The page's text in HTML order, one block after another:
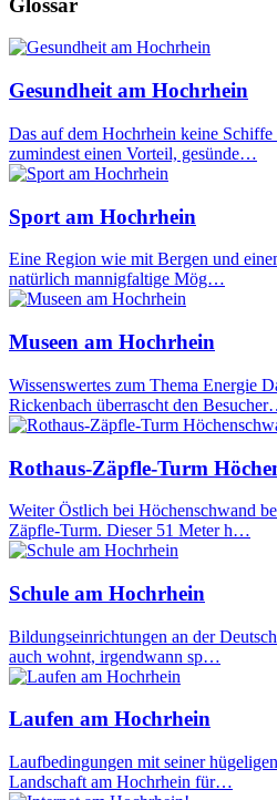
Glossar
Gesundheit am Hochrhein
Das auf dem Hochrhein keine
zumindest einen Vorteil, gesünde…
Sport am Hochrhein
Eine Region wie mit Bergen und
natürlich mannigfaltige Mög…
Museen am Hochrhein
Wissenswertes zum Thema Energie
Rickenbach überrascht den
Rothaus-Zäpfle-Turm
Weiter Östlich bei Höchenschwand
Zäpfle-Turm. Dieser 51 Meter h…
Schule am Hochrhein
Bildungseinrichtungen an der
auch wohnt, irgendwann sp…
Laufen am Hochrhein
Laufbedingungen mit seiner
Landschaft am Hochrhein für…